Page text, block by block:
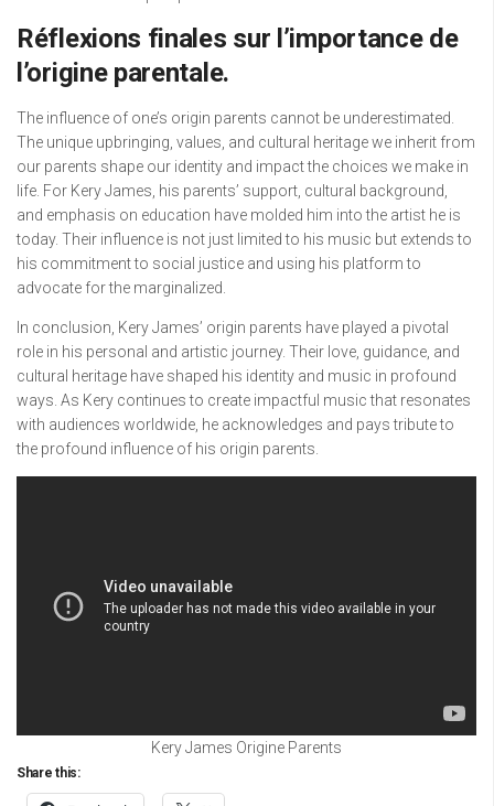
Réflexions finales sur l’importance de
l’origine parentale.
The influence of one’s origin parents cannot be underestimated.
The unique upbringing, values, and cultural heritage we inherit from
our parents shape our identity and impact the choices we make in
life. For Kery James, his parents’ support, cultural background,
and emphasis on education have molded him into the artist he is
today. Their influence is not just limited to his music but extends to
his commitment to social justice and using his platform to
advocate for the marginalized.
In conclusion, Kery James’ origin parents have played a pivotal
role in his personal and artistic journey. Their love, guidance, and
cultural heritage have shaped his identity and music in profound
ways. As Kery continues to create impactful music that resonates
with audiences worldwide, he acknowledges and pays tribute to
the profound influence of his origin parents.
Kery James Origine Parents
Share this: